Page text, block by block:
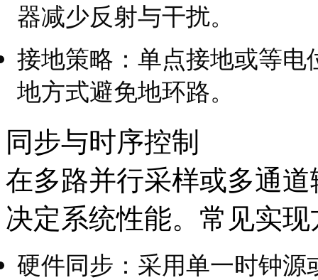
器减少反射与干扰。
接地策略：单点接地或等
地方式避免地环路。
同步与时序控制
在多路并行采样或多通
决定系统性能。常见实现
硬件同步：采用单一时钟